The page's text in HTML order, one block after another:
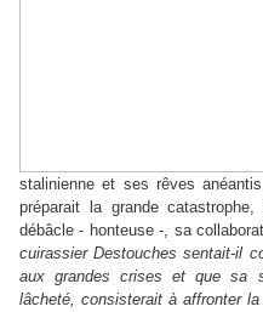
stalinienne et ses rêves
préparait la grande
débâcle - honteuse -, sa
cuirassier Destouches sentait-il
aux grandes crises et que sa
lâcheté, consisterait à affronter